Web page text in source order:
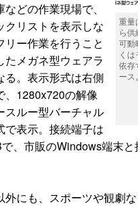
イン
動画
ウツー
重量
ら供
可動
く
依存
ース
どの作業現場で、
クリストを表示しな
リー作業を行うこと
たメガネ型ウェアラ
る。表示形式は右側
、1280x720の解像
スルー型バーチャル
で表示。接続端子は
、市販のWindows端末
にも、スポーツや観劇